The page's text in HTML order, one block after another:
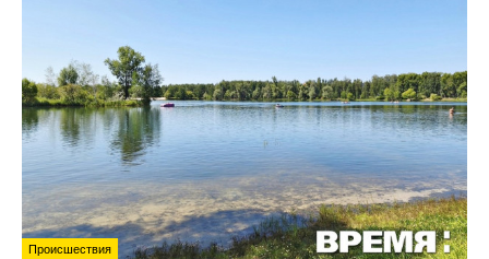
Происшествия